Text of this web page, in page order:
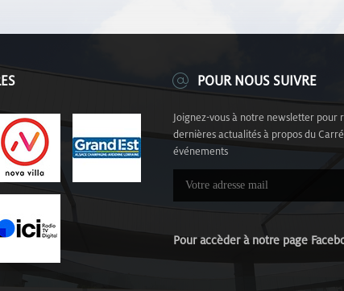
POUR NOUS SUIVRE
Joignez-vous à notre newsletter pour
dernières actualités à propos du
événements
Pour accèder à notre page